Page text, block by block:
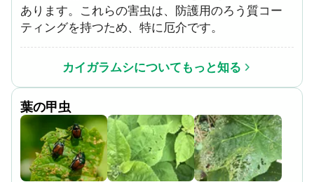
あります。これらの害虫は、防護用のろう質コー
ティングを持つため、特に厄介です。
カイガラムシについてもっと知る
葉の甲虫